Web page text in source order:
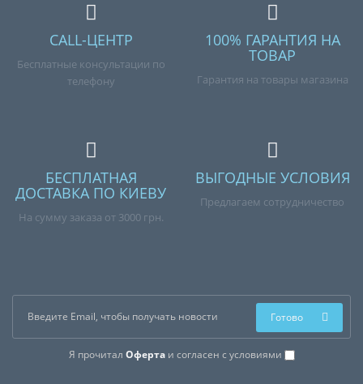
CALL-ЦЕНТР
Бесплатные консультации по
телефону
100% ГАРАНТИЯ НА
ТОВАР
Гарантия на товары магазина
БЕСПЛАТНАЯ
ДОСТАВКА ПО КИЕВУ
На сумму заказа от 3000 грн.
ВЫГОДНЫЕ УСЛОВИЯ
Предлагаем сотрудничество
Я прочитал Офертаи согласен с условиями
Готово